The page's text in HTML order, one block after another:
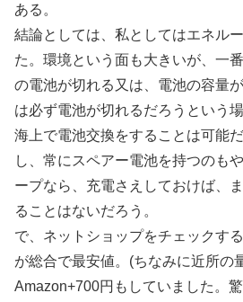
ある。
結論としては、私としてはエネル
た。環境という面も大きいが、一
の電池が切れる又は、電池の容量
は必ず電池が切れるだろうという
海上で電池交換をすることは可能
し、常にスペアー電池を持つのも
ープなら、充電さえしておけば、
ることはないだろう。
で、ネットショップをチェックす
が総合で最安値。(ちなみに近所の
Amazon+700円もしていました。